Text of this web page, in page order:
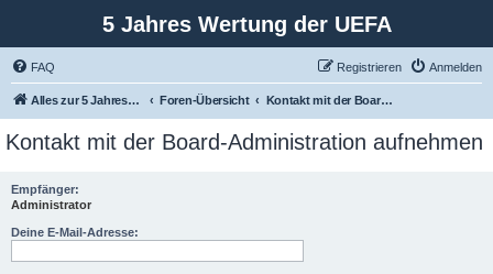
5 Jahres Wertung der UEFA
FAQ Anmelden
Registrieren
Alles zur 5 Jahreswertung / Tabelle der UEFA mit vielen Statistiken. Foren-Übersicht Kontakt mit der Board-Administration aufnehmen
Kontakt mit der Board-Administration aufnehmen
Empfänger:
Administrator
Deine E-Mail-Adresse: